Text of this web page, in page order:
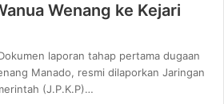
Wenang ke Kejari
laporan tahap pertama dugaan
Manado, resmi dilaporkan Jaringan
(J.P.K.P)…